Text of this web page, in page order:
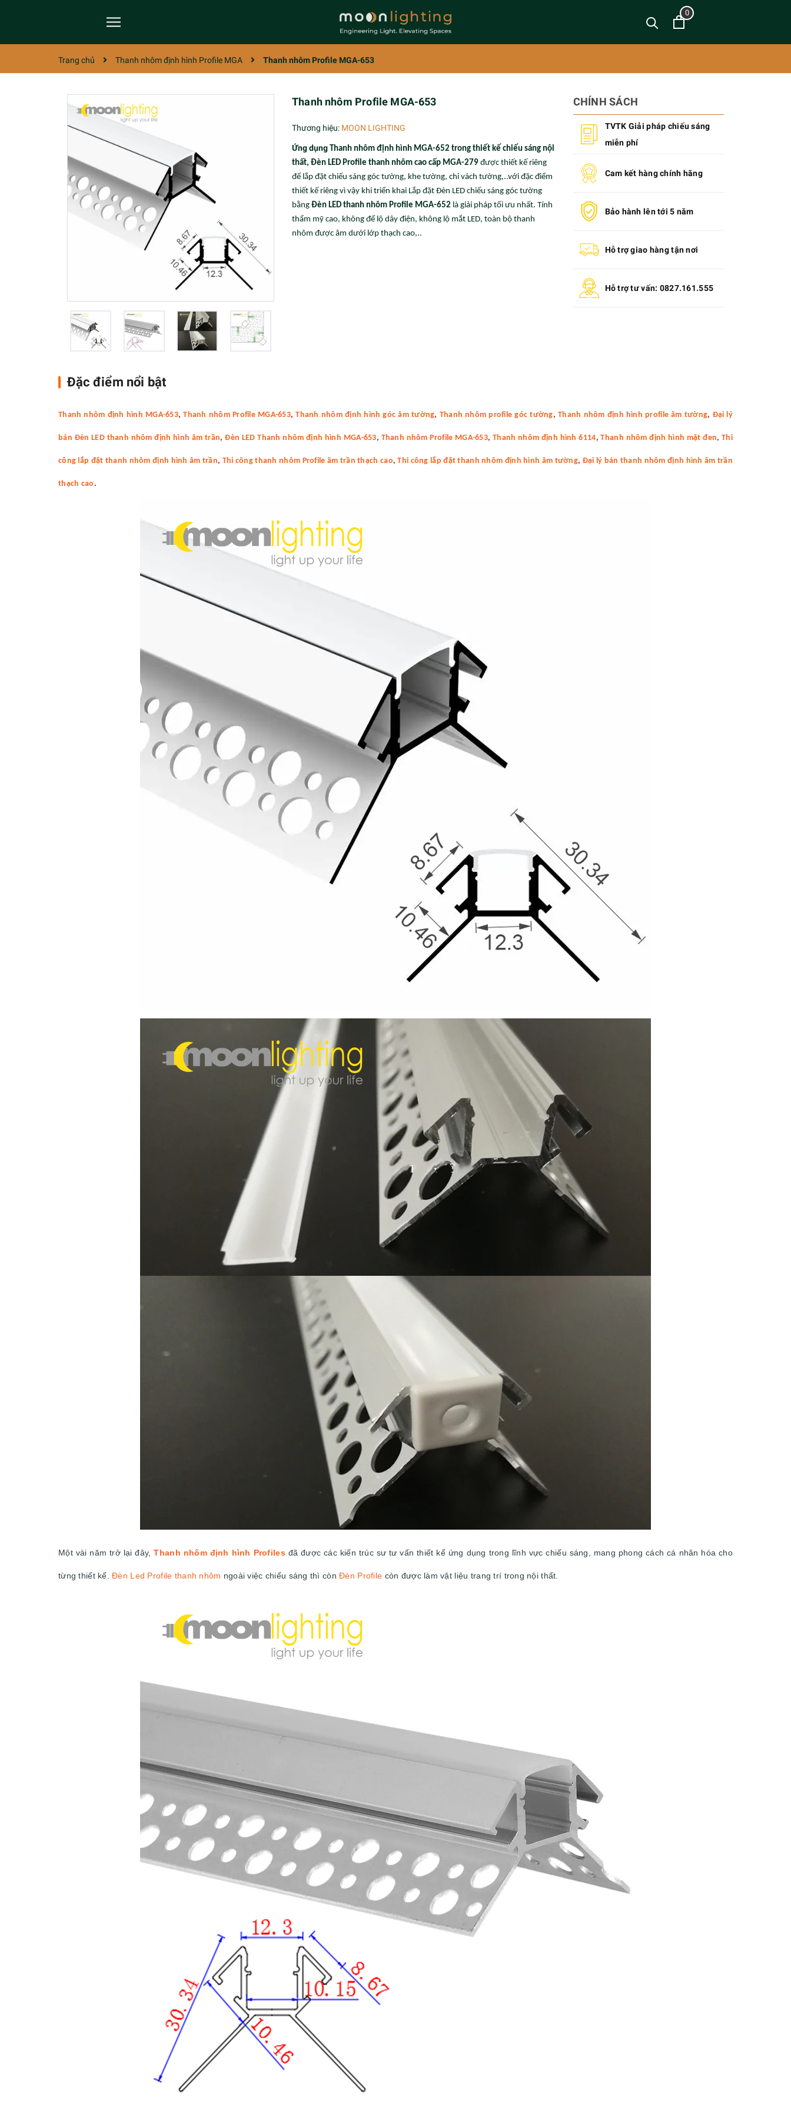
0
Trang chủ Thanh nhôm định hình Profile MGA Thanh nhôm Profile MGA-653
Thanh nhôm Profile MGA-653
Thương hiệu: MOON LIGHTING
Ứng dụng Thanh nhôm định hình MGA-652 trong thiết kế chiếu sáng nội
thất, Đèn LED Profile thanh nhôm cao cấp MGA-279 được thiết kế riêng
để lắp đặt chiếu sáng góc tường, khe tường, chỉ vách tường,..với đặc điểm
thiết kế riêng vì vậy khi triển khai Lắp đặt Đèn LED chiếu sáng góc tường
bằng Đèn LED thanh nhôm Profile MGA-652 là giải pháp tối ưu nhất. Tính
thẩm mỹ cao, không để lộ dây điện, không lộ mắt LED, toàn bộ thanh
nhôm được âm dưới lớp thạch cao,..
CHÍNH SÁCH
TVTK Giải pháp chiếu sáng
miễn phí
Cam kết hàng chính hãng
Bảo hành lên tới 5 năm
Hỗ trợ giao hàng tận nơi
Hỗ trợ tư vấn: 0827.161.555
Đặc điểm nổi bật
Thanh nhôm định hình MGA-653,Thanh nhôm Profile MGA-653,Thanh nhôm định hình góc âm tường, Thanh nhôm profile góc tường,Thanh nhôm định hình profile âm tường, Đại lý
bán Đèn LED thanh nhôm định hình âm trần,Đèn LED Thanh nhôm định hình MGA-653, Thanh nhôm Profile MGA-653, Thanh nhôm định hình 6114,Thanh nhôm định hình mặt đen,Thi
công lắp đặt thanh nhôm định hình âm trần, Thi công thanh nhôm Profile âm trần thạch cao,Thi công lắp đặt thanh nhôm định hình âm tường, Đại lý bán thanh nhôm định hình âm trần
thạch cao .
Một vài năm trở lại đây,Thanh nhôm định hình Profilesđã được các kiến trúc sư tư vấn thiết kế ứng dụng trong lĩnh vực chiếu sáng, mang phong cách cá nhân hóa cho
từng thiết kế.Đèn Led Profile thanh nhôm ngoài việc chiếu sáng thì cònĐèn Profile còn được làm vật liệu trang trí trong nội thất.